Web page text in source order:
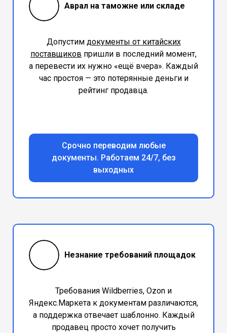
Аврал на таможне или складе
Допустим документы от китайских
поставщиков пришли в последний момент,
а перевести их нужно «ещё вчера». Каждый
час простоя — это потерянные деньги и
рейтинг продавца.
Срочно переводим любые
документы. Работаем 24/7, без
выходных
Незнание требований площадок
Требования Wildberries, Ozon и
Яндекс.Маркета к документам различаются,
а поддержка отвечает шаблонно. Каждый
продавец просто хочет получить